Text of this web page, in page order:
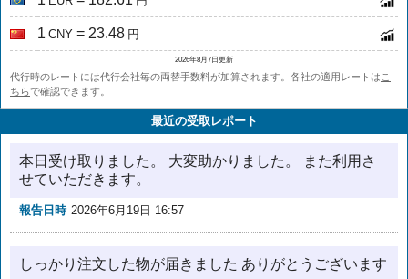
1 CNY = 23.48 円
2026年8月7日更新
代行時のレートには代行会社毎の両替手数料が加算されます。各社の適用レートは こ
ちらで確認できます。
最近の受取レポート
本日受け取りました。 大変助かりました。 また利用さ
せていただきます。
報告日時 2026年6月19日 16:57
しっかり注文した物が届きました ありがとうございます